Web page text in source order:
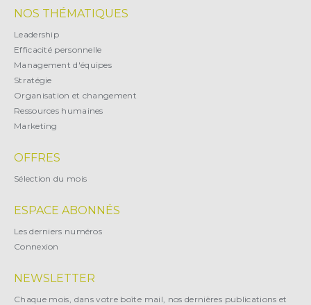
NOS THÉMATIQUES
Leadership
Efficacité personnelle
Management d'équipes
Stratégie
Organisation et changement
Ressources humaines
Marketing
OFFRES
Sélection du mois
ESPACE ABONNÉS
Les derniers numéros
Connexion
NEWSLETTER
Chaque mois, dans votre boîte mail, nos dernières publications et